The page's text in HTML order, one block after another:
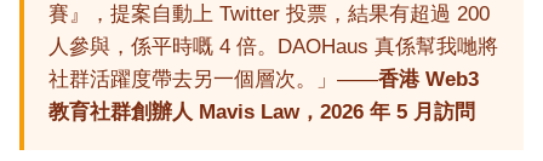
賽』，提案自動上 Twitter 投票，結果有超過 200
人參與，係平時嘅 4 倍。DAOHaus 真係幫我哋將
社群活躍度帶去另一個層次。」——香港 Web3
教育社群創辦人 Mavis Law，2026 年 5 月訪問